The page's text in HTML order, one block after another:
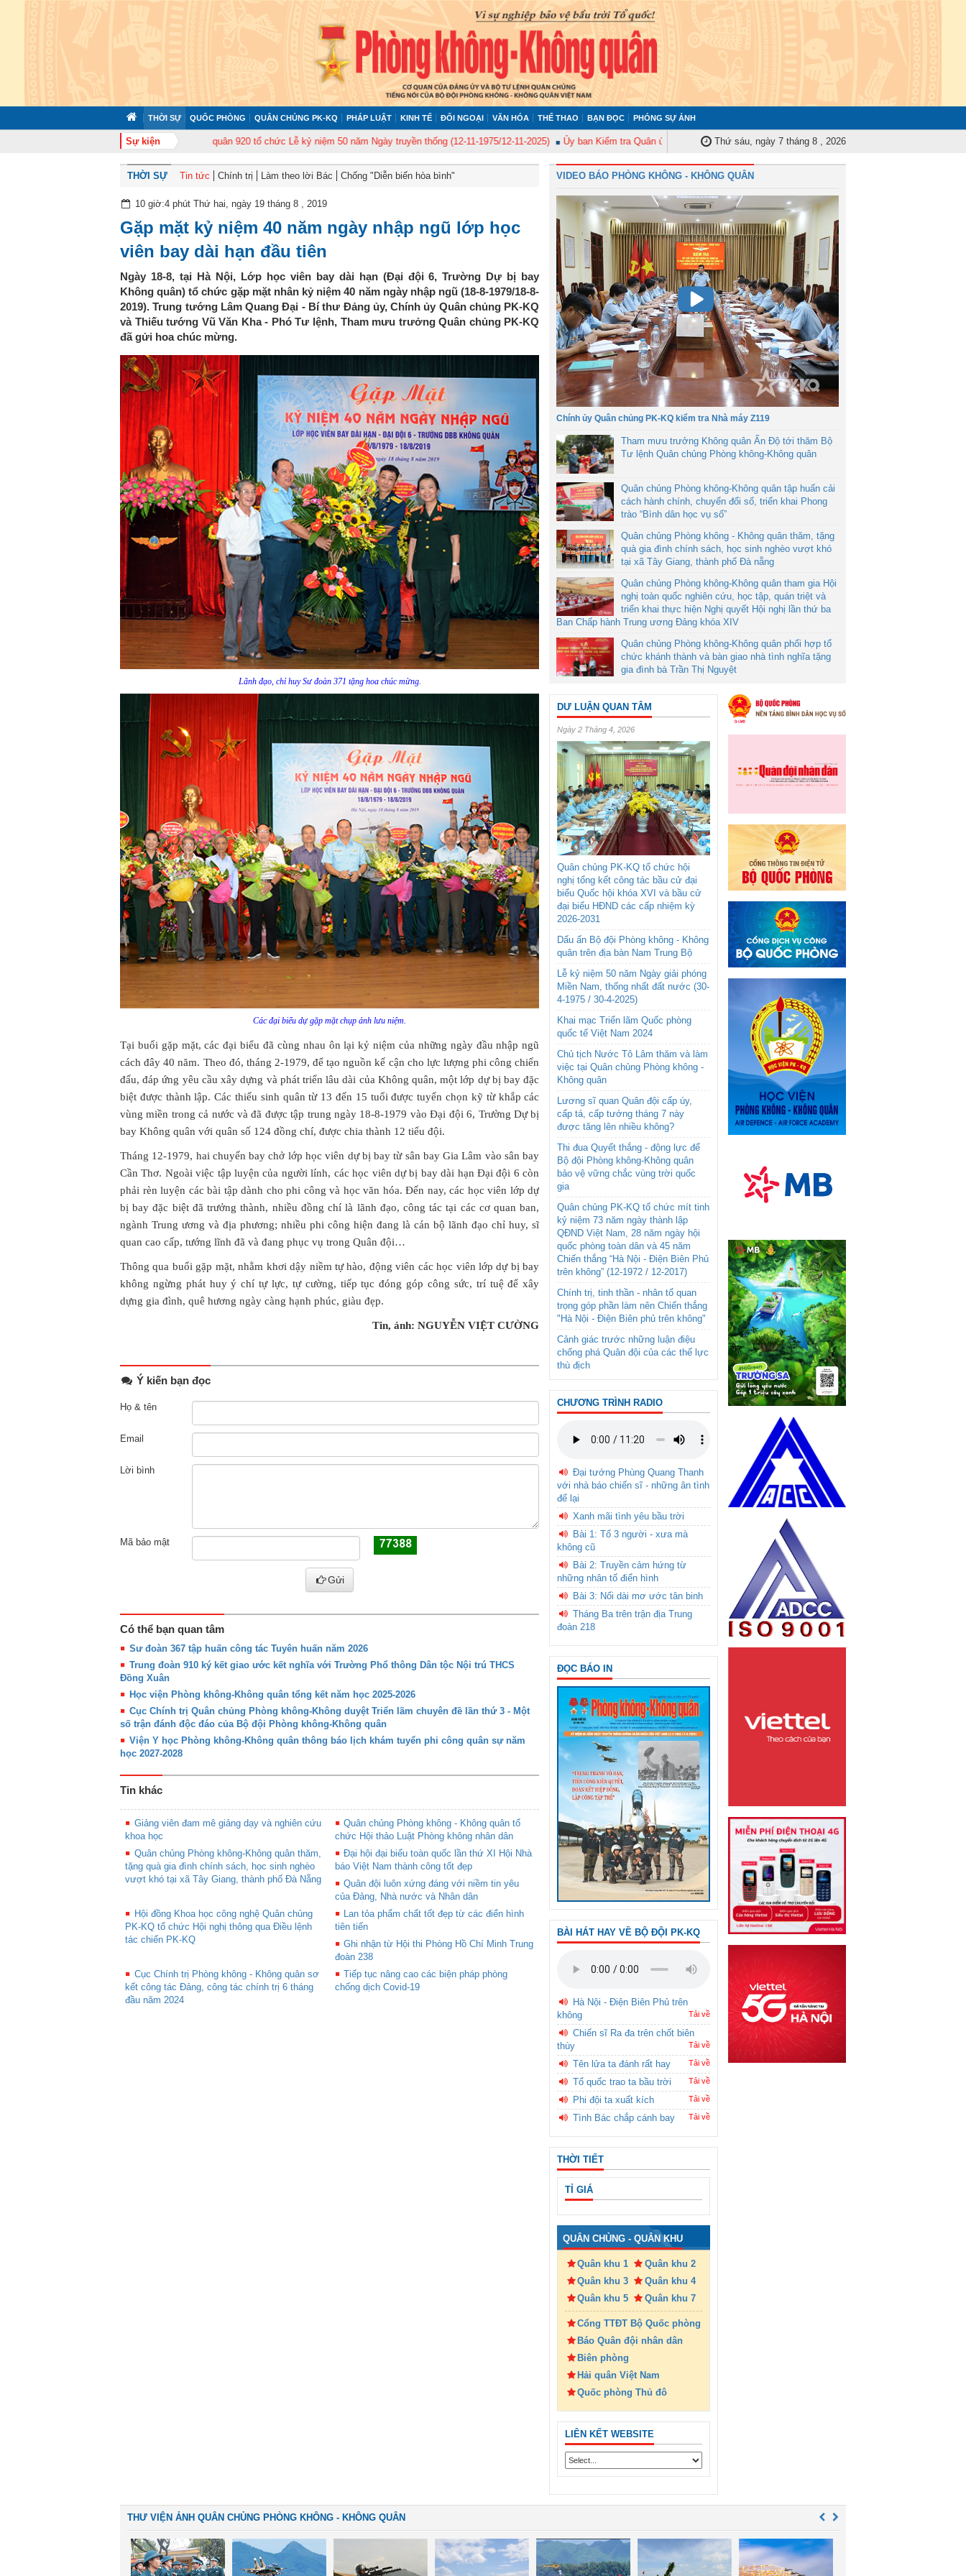
THỜI SỰ QUỐC PHÒNG QUÂN CHỦNG PK-KQ PHÁP LUẬT KINH TẾ ĐỐI NGOẠI VĂN HÓA THỂ THAO BẠN ĐỌC PHÓNG SỰ ẢNH
Sự kiện
Trung đoàn Không quân 920 tổ chức Lễ kỷ niệm 50 năm Ngày truyền thống (12-11-1975/12-11-2025) Ủy ban Kiểm tra Quân ủy Trung ương tập huấn nghiệp vụ công tác kiểm tra, giám sát năm 2025
Thứ sáu, ngày 7 tháng 8 , 2026
THỜI SỰ Tin tức Chính trị Làm theo lời Bác Chống "Diễn biến hòa bình"
10 giờ:4 phút Thứ hai, ngày 19 tháng 8 , 2019
Gặp mặt kỷ niệm 40 năm ngày nhập ngũ lớp học
viên bay dài hạn đầu tiên
Ngày 18-8, tại Hà Nội, Lớp học viên bay dài hạn (Đại đội 6, Trường Dự bị bay
Không quân) tổ chức gặp mặt nhân kỷ niệm 40 năm ngày nhập ngũ (18-8-1979/18-8-
2019). Trung tướng Lâm Quang Đại - Bí thư Đảng ủy, Chính ủy Quân chủng PK-KQ
và Thiếu tướng Vũ Văn Kha - Phó Tư lệnh, Tham mưu trưởng Quân chủng PK-KQ
đã gửi hoa chúc mừng.
Lãnh đạo, chỉ huy Sư đoàn 371 tặng hoa chúc mừng.
Các đại biểu dự gặp mặt chụp ảnh lưu niệm.
Tại buổi gặp mặt, các đại biểu đã cùng nhau ôn lại kỷ niệm của những ngày đầu nhập ngũ
cách đây 40 năm. Theo đó, tháng 2-1979, để tạo nguồn kế cận cho lực lượng phi công chiến
đấu, đáp ứng yêu cầu xây dựng và phát triển lâu dài của Không quân, một lớp dự bị bay đặc
biệt được thành lập. Các thiếu sinh quân từ 13 đến 15 tuổi được tuyển chọn kỹ từ khắp các
vùng miền trong cả nước và đã được tập trung ngày 18-8-1979 vào Đại đội 6, Trường Dự bị
bay Không quân với quân số 124 đồng chí, được chia thành 12 tiểu đội.
Tháng 12-1979, hai chuyến bay chở lớp học viên dự bị bay từ sân bay Gia Lâm vào sân bay
Cần Thơ. Ngoài việc tập luyện của người lính, các học viên dự bị bay dài hạn Đại đội 6 còn
phải rèn luyện các bài tập dành cho phi công và học văn hóa. Đến nay, các học viên lớp dự
bị bay đặc biệt đã trưởng thành, nhiều đồng chí là lãnh đạo, công tác tại các cơ quan ban,
ngành Trung ương và địa phương; nhiều phi công hiện đang là cán bộ lãnh đạo chỉ huy, sĩ
quan cao cấp, tướng lĩnh đã và đang phục vụ trong Quân đội…
Thông qua buổi gặp mặt, nhằm khơi dậy niềm tự hào, động viên các học viên lớp dự bị bay
không ngừng phát huy ý chí tự lực, tự cường, tiếp tục đóng góp công sức, trí tuệ để xây
dựng gia đình, quê hương ngày càng hạnh phúc, giàu đẹp.
Tin, ảnh: NGUYỄN VIỆT CƯỜNG
Ý kiến bạn đọc
Họ & tên
Email
Lời bình
Mã bảo mật
Gửi
Có thể bạn quan tâm
Sư đoàn 367 tập huấn công tác Tuyên huấn năm 2026
Trung đoàn 910 ký kết giao ước kết nghĩa với Trường Phổ thông Dân tộc Nội trú THCS
Đồng Xuân
Học viện Phòng không-Không quân tổng kết năm học 2025-2026
Cục Chính trị Quân chủng Phòng không-Không duyệt Triển lãm chuyên đề lần thứ 3 - Một
số trận đánh độc đáo của Bộ đội Phòng không-Không quân
Viện Y học Phòng không-Không quân thông báo lịch khám tuyển phi công quân sự năm
học 2027-2028
Tin khác
Giảng viên đam mê giảng dạy và nghiên cứu
khoa học
Quân chủng Phòng không - Không quân tổ
chức Hội thảo Luật Phòng không nhân dân
Quân chủng Phòng không-Không quân thăm,
tặng quà gia đình chính sách, học sinh nghèo
vượt khó tại xã Tây Giang, thành phố Đà Nẵng
Đại hội đại biểu toàn quốc lần thứ XI Hội Nhà
báo Việt Nam thành công tốt đẹp
Quân đội luôn xứng đáng với niềm tin yêu
của Đảng, Nhà nước và Nhân dân
Hội đồng Khoa học công nghệ Quân chủng
PK-KQ tổ chức Hội nghị thông qua Điều lệnh
tác chiến PK-KQ
Lan tỏa phẩm chất tốt đẹp từ các điển hình
tiên tiến
Ghi nhận từ Hội thi Phòng Hồ Chí Minh Trung
đoàn 238
Cục Chính trị Phòng không - Không quân sơ
kết công tác Đảng, công tác chính trị 6 tháng
đầu năm 2024
Tiếp tục nâng cao các biện pháp phòng
chống dịch Covid-19
VIDEO BÁO PHÒNG KHÔNG - KHÔNG QUÂN
Chính ủy Quân chủng PK-KQ kiểm tra Nhà máy Z119
Tham mưu trưởng Không quân Ấn Độ tới thăm Bộ
Tư lệnh Quân chủng Phòng không-Không quân
Quân chủng Phòng không-Không quân tập huấn cải
cách hành chính, chuyển đổi số, triển khai Phong
trào “Bình dân học vụ số”
Quân chủng Phòng không - Không quân thăm, tặng
quà gia đình chính sách, học sinh nghèo vượt khó
tại xã Tây Giang, thành phố Đà nẵng
Quân chủng Phòng không-Không quân tham gia Hội
nghị toàn quốc nghiên cứu, học tập, quán triệt và
triển khai thực hiện Nghị quyết Hội nghị lần thứ ba
Ban Chấp hành Trung ương Đảng khóa XIV
Quân chủng Phòng không-Không quân phối hợp tổ
chức khánh thành và bàn giao nhà tình nghĩa tặng
gia đình bà Trần Thị Nguyệt
DƯ LUẬN QUAN TÂM
Ngày 2 Tháng 4, 2026
Quân chủng PK-KQ tổ chức hội
nghị tổng kết công tác bầu cử đại
biểu Quốc hội khóa XVI và bầu cử
đại biểu HĐND các cấp nhiệm kỳ
2026-2031
Dấu ấn Bộ đội Phòng không - Không
quân trên địa bàn Nam Trung Bộ
Lễ kỷ niệm 50 năm Ngày giải phóng
Miền Nam, thống nhất đất nước (30-
4-1975 / 30-4-2025)
Khai mạc Triển lãm Quốc phòng
quốc tế Việt Nam 2024
Chủ tịch Nước Tô Lâm thăm và làm
việc tại Quân chủng Phòng không -
Không quân
Lương sĩ quan Quân đội cấp úy,
cấp tá, cấp tướng tháng 7 này
được tăng lên nhiều không?
Thi đua Quyết thắng - động lực để
Bộ đội Phòng không-Không quân
bảo vệ vững chắc vùng trời quốc
gia
Quân chủng PK-KQ tổ chức mít tinh
kỷ niệm 73 năm ngày thành lập
QĐND Việt Nam, 28 năm ngày hội
quốc phòng toàn dân và 45 năm
Chiến thắng “Hà Nội - Điện Biên Phủ
trên không” (12-1972 / 12-2017)
Chính trị, tinh thần - nhân tố quan
trọng góp phần làm nên Chiến thắng
"Hà Nội - Điện Biên phủ trên không"
Cảnh giác trước những luận điệu
chống phá Quân đội của các thế lực
thù địch
CHƯƠNG TRÌNH RADIO
Đại tướng Phùng Quang Thanh
với nhà báo chiến sĩ - những ân tình
để lại
Xanh mãi tình yêu bầu trời
Bài 1: Tổ 3 người - xưa mà
không cũ
Bài 2: Truyền cảm hứng từ
những nhân tố điển hình
Bài 3: Nối dài mơ ước tân binh
Tháng Ba trên trận địa Trung
đoàn 218
ĐỌC BÁO IN
BÀI HÁT HAY VỀ BỘ ĐỘI PK-KQ
Hà Nội - Điện Biên Phủ trên
không
Tải về
Chiến sĩ Ra đa trên chốt biên
thùy
Tải về
Tên lửa ta đánh rất hay Tải về
Tổ quốc trao ta bầu trời Tải về
Phi đội ta xuất kích Tải về
Tình Bác chắp cánh bay Tải về
THỜI TIẾT
TỈ GIÁ
QUÂN CHỦNG - QUÂN KHU
Quân khu 1
Quân khu 2
Quân khu 3
Quân khu 4
Quân khu 5
Quân khu 7
Cổng TTĐT Bộ Quốc phòng
Báo Quân đội nhân dân
Biên phòng
Hải quân Việt Nam
Quốc phòng Thủ đô
LIÊN KẾT WEBSITE
THƯ VIỆN ẢNH QUÂN CHỦNG PHÒNG KHÔNG - KHÔNG QUÂN